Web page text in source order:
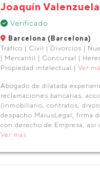
Joaquín Valenzuela
Verificado
Barcelona (Barcelona)
Tráfico | Civil | Divorcios |
| Mercantil | Concursal |
Propiedad intelectual | Ver
Abogado de dilatada
reclamaciones bancarias,
(inmobiliario, contratos,
despacho MaiusLegal, firma
con derecho de Empresa,
Ver más